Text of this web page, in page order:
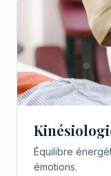
Équilibre
émotions.